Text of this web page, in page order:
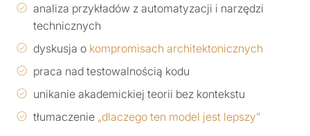
analiza przykładów z automatyzacji i narzędzi
technicznych
dyskusja o kompromisach architektonicznych
praca nad testowalnością kodu
unikanie akademickiej teorii bez kontekstu
tłumaczenie „dlaczego ten model jest lepszy”